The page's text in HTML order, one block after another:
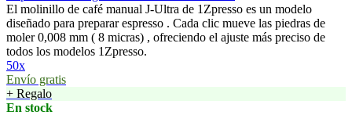
El molinillo de café manual J-Ultra de 1Zpresso es un modelo
diseñado para preparar espresso . Cada clic mueve las piedras de
moler 0,008 mm ( 8 micras) , ofreciendo el ajuste más preciso de
todos los modelos 1Zpresso.
50x
Envío gratis
+ Regalo
En stock